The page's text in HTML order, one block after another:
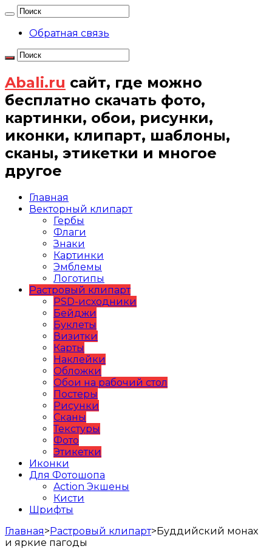
Обратная связь
Abali.ru сайт, где можно
бесплатно скачать фото,
картинки, обои, рисунки,
иконки, клипарт, шаблоны,
сканы, этикетки и многое
другое
Главная
Векторный клипарт
Гербы
Флаги
Знаки
Картинки
Эмблемы
Логотипы
Растровый клипарт
PSD-исходники
Бейджи
Буклеты
Визитки
Карты
Наклейки
Обложки
Обои на рабочий стол
Постеры
Рисунки
Сканы
Текстуры
Фото
Этикетки
Иконки
Для Фотошопа
Action Экшены
Кисти
Шрифты
Главная>Растровый клипарт>Буддийский монах
и яркие пагоды